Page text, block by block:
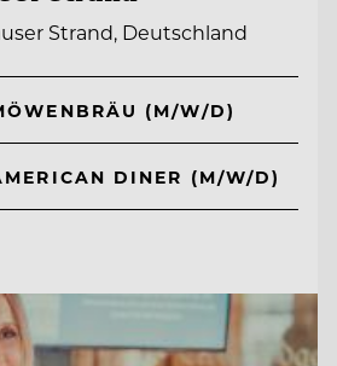
Strand, Deutschland
(M/W/D)
DINER (M/W/D)